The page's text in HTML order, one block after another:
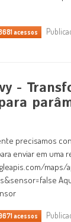
acessos
-
precisamos
enviar em uma
acessos